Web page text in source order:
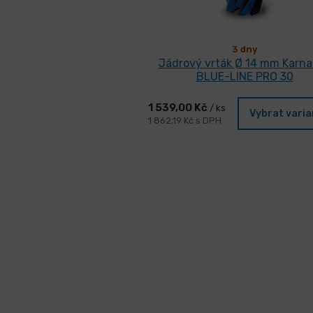
3 dny
Jádrový vrták Ø 14 mm
BLUE-LINE PRO 30
1 539,00 Kč / ks
1 862,19 Kč s DPH
Vybrat